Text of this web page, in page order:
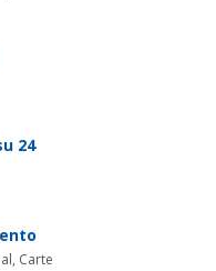
24
Carte